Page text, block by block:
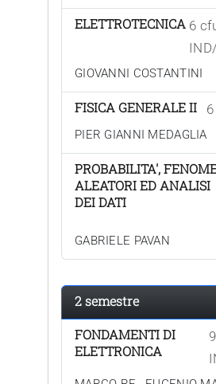
ELETTROTECNICA 6
GIOVANNI COSTANTINI
FISICA GENERALE II
PIER GIANNI MEDAGLIA
PROBABILITA',
ALEATORI ED ANALISI
DEI DATI
GABRIELE PAVAN
2 semestre
FONDAMENTI DI
ELETTRONICA